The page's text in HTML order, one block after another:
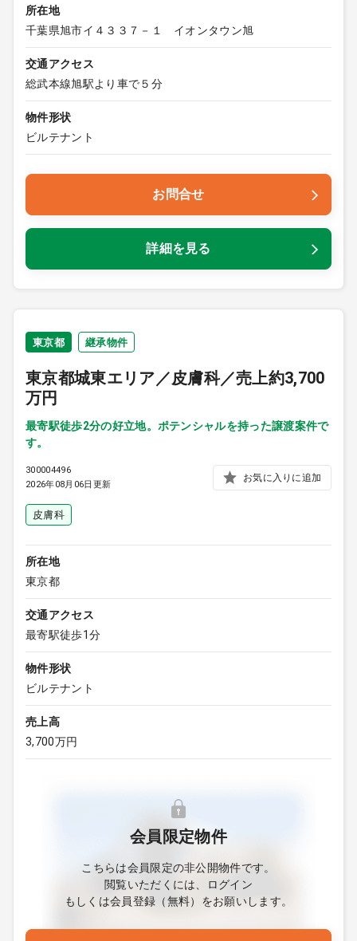
所在地
千葉県旭市イ４３３７－１ イオンタウン旭
交通アクセス
総武本線旭駅より車で５分
物件形状
ビルテナント
お問合せ
詳細を見る
東京都 継承物件
東京都城東エリア／皮膚科／売上約3,700
万円
最寄駅徒歩2分の好立地。ポテンシャルを持った譲渡案件で
す。
300004496
2026年08月06日更新
お気に入りに追加
皮膚科
所在地
東京都
交通アクセス
最寄駅徒歩1分
物件形状
ビルテナント
売上高
3,700万円
会員限定物件
こちらは会員限定の非公開物件です。
閲覧いただくには、ログイン
もしくは会員登録（無料）をお願いします。